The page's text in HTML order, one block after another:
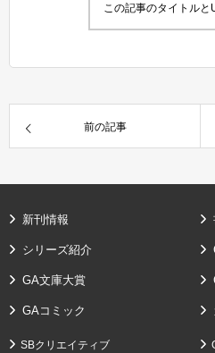
この記事のタイトルと
前の記事
新刊情報
シリーズ紹介
GA文庫大賞
GAコミック
SBクリエイティブ